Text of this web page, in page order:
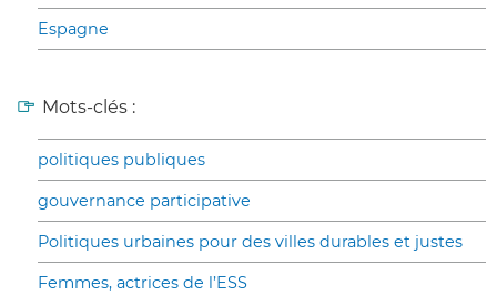
Espagne
Mots-clés :
politiques publiques
gouvernance participative
Politiques urbaines pour des villes durables et justes
Femmes, actrices de l’ESS